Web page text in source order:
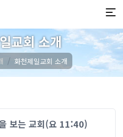
교회 소개
화천제일교회 소개
보는 교회(요 11:40)